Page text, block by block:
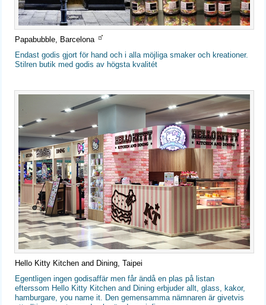
Papabubble, Barcelona
Endast godis gjort för hand och i alla möjliga smaker och kreationer.
Stilren butik med godis av högsta kvalitét
Hello Kitty Kitchen and Dining, Taipei
Egentligen ingen godisaffär men får ändå en plas på listan
efterssom Hello Kitty Kitchen and Dining erbjuder allt, glass, kakor,
hamburgare, you name it. Den gemensamma nämnaren är givetvis